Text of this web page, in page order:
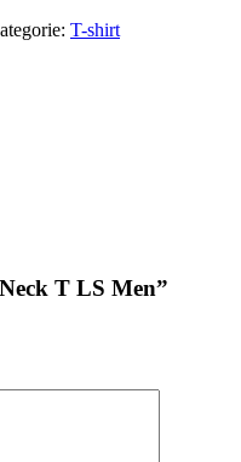
T-shirt
T LS Men”